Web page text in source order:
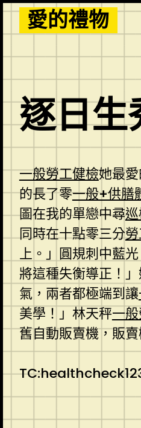
Skip
to
content
愛的禮物
逐日生
一般勞工健檢她最
的長了零一般+供膳
圖在我的單戀中尋
同時在十點零三分
上。」圓規刺中藍
將這種失衡導正！
氣，兩者都極端到讓
美學！」林天秤一
舊自動販賣機，販